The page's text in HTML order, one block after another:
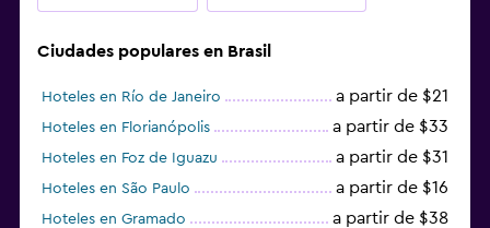
Ciudades populares en Brasil
Hoteles en Río de Janeiro a partir de $21
Hoteles en Florianópolis a partir de $33
Hoteles en Foz de Iguazu a partir de $31
Hoteles en São Paulo a partir de $16
Hoteles en Gramado a partir de $38